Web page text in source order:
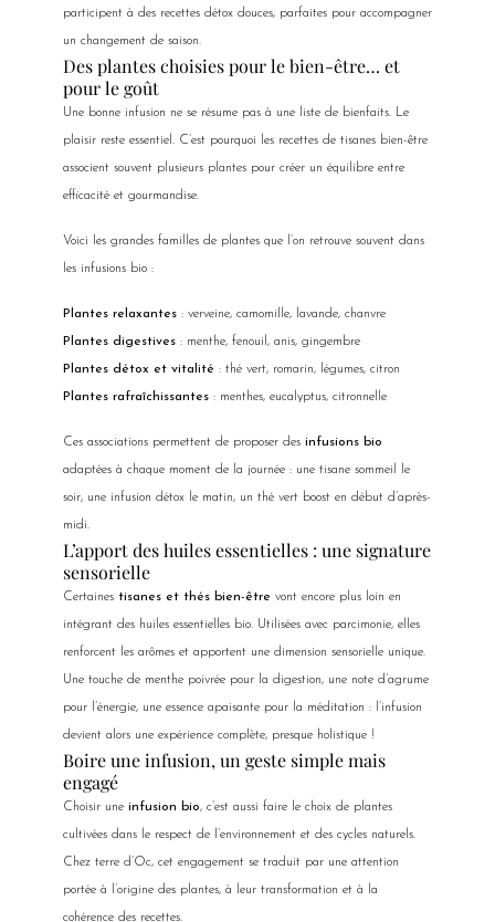
participent à des recettes détox douces, parfaites pour accompagner
un changement de saison.
Des plantes choisies pour le bien-être… et
pour le goût
Une bonne infusion ne se résume pas à une liste de bienfaits. Le
plaisir reste essentiel. C’est pourquoi les recettes de tisanes bien-être
associent souvent plusieurs plantes pour créer un équilibre entre
efficacité et gourmandise.
Voici les grandes familles de plantes que l’on retrouve souvent dans
les infusions bio :
Plantes relaxantes: verveine, camomille, lavande, chanvre
Plantes digestives: menthe, fenouil, anis, gingembre
Plantes détox et vitalité : thé vert, romarin, légumes, citron
Plantes rafraîchissantes: menthes, eucalyptus, citronnelle
Ces associations permettent de proposer des infusions bio
adaptées à chaque moment de la journée : une tisane sommeil le
soir, une infusion détox le matin, un thé vert boost en début d’après-
midi.
L’apport des huiles essentielles : une signature
sensorielle
Certaines tisanes et thés bien-être vont encore plus loin en
intégrant des huiles essentielles bio. Utilisées avec parcimonie, elles
renforcent les arômes et apportent une dimension sensorielle unique.
Une touche de menthe poivrée pour la digestion, une note d’agrume
pour l’énergie, une essence apaisante pour la méditation : l’infusion
devient alors une expérience complète, presque holistique !
Boire une infusion, un geste simple mais
engagé
Choisir une infusion bio, c’est aussi faire le choix de plantes
cultivées dans le respect de l’environnement et des cycles naturels.
Chez terre d’Oc, cet engagement se traduit par une attention
portée à l’origine des plantes, à leur transformation et à la
cohérence des recettes.